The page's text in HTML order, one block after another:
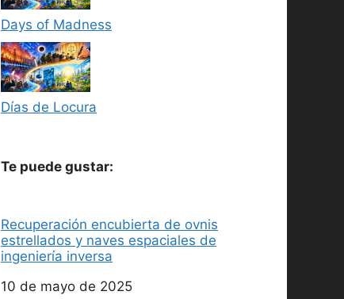
Days of Madness
Días de Locura
Te puede gustar:
Recuperación encubierta de ovnis
estrellados y naves espaciales de
ingeniería inversa
Fecha
10 de mayo de 2025